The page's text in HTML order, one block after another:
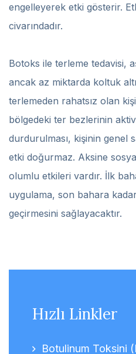
engelleyerek etki gösterir.
civarındadır.
Botoks ile terleme tedavisi,
ancak az miktarda koltuk
terlemeden rahatsız olan
bölgedeki ter bezlerinin
durdurulması, kişinin genel
etki doğurmaz. Aksine
olumlu etkileri vardır. İlk
uygulama, son bahara
geçirmesini sağlayacaktır.
Hızlı Linkler
Botulinum Toksini